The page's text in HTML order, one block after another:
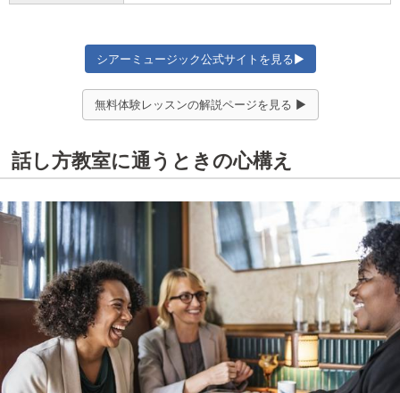
シアーミュージック公式サイトを見る▶
無料体験レッスンの解説ページを見る ▶
話し方教室に通うときの心構え